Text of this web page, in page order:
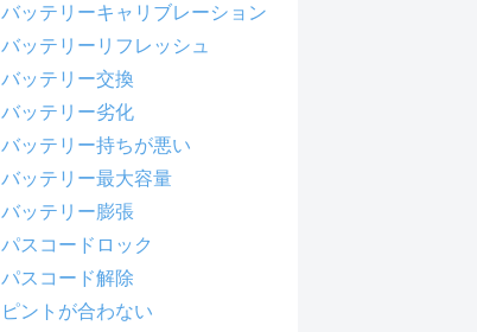
バッテリーキャリブレーション
バッテリーリフレッシュ
バッテリー交換
バッテリー劣化
バッテリー持ちが悪い
バッテリー最大容量
バッテリー膨張
パスコードロック
パスコード解除
ピントが合わない